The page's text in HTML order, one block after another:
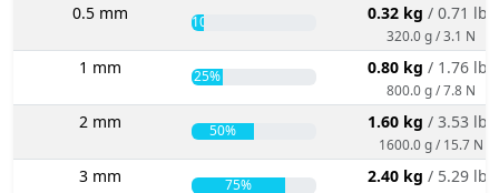
0.5 mm
10% 0.32 kg / 0.71 lbs
320.0 g / 3.1 N
1 mm 25% 0.80 kg / 1.76 lbs
800.0 g / 7.8 N
2 mm 50% 1.60 kg / 3.53 lbs
1600.0 g / 15.7 N
3 mm 75% 2.40 kg / 5.29 lbs